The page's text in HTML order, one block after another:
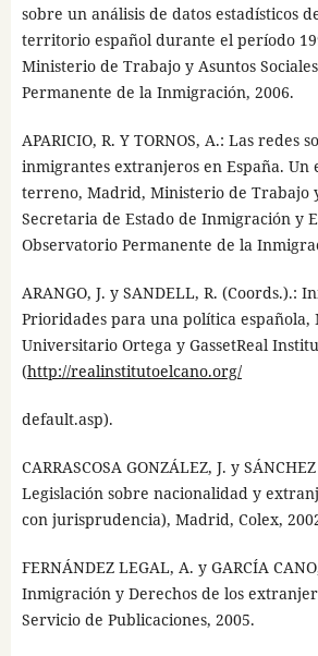
sobre un análisis de datos estadísticos
territorio español durante el período
Ministerio de Trabajo y Asuntos
Permanente de la Inmigración, 2006.
APARICIO, R. Y TORNOS, A.: Las redes
inmigrantes extranjeros en España. Un
terreno, Madrid, Ministerio de Trabajo
Secretaria de Estado de Inmigración y
Observatorio Permanente de la
ARANGO, J. y SANDELL, R. (Coords.).:
Prioridades para una política
Universitario Ortega y GassetReal
(http://realinstitutoelcano.org/
default.asp).
CARRASCOSA GONZÁLEZ, J. y
Legislación sobre nacionalidad y
con jurisprudencia), Madrid, Colex,
FERNÁNDEZ LEGAL, A. y GARCÍA
Inmigración y Derechos de los
Servicio de Publicaciones, 2005.